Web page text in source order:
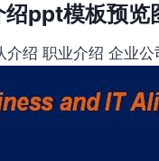
绍ppt模板预览
介绍 职业介绍 企业